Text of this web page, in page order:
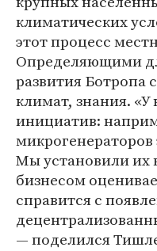
климатических
этот процесс
Определяющими
развития Ботропа
климат, знания.
инициатив:
микрогенераторов
Мы установили их
бизнесом
справится с
— поделился